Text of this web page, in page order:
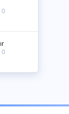
0
0